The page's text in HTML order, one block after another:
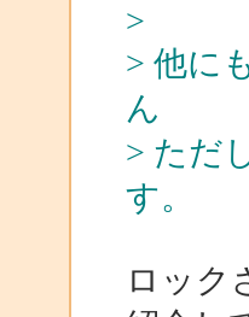
>
> 他に
ん
> ただ
す。
ロック